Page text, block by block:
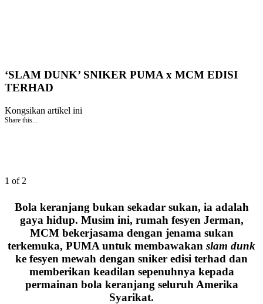
‘SLAM DUNK’ SNIKER PUMA x MCM EDISI
TERHAD
Kongsikan artikel ini
Share this...
1 of 2
Bola keranjang bukan sekadar sukan, ia adalah
gaya hidup. Musim ini, rumah fesyen Jerman,
MCM bekerjasama dengan jenama sukan
terkemuka, PUMA untuk membawakan slam dunk
ke fesyen mewah dengan sniker edisi terhad dan
memberikan keadilan sepenuhnya kepada
permainan bola keranjang seluruh Amerika
Syarikat.